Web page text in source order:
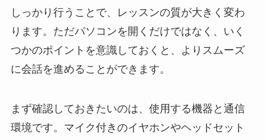
しっかり行うことで、レッスンの質が大きく変わ
ります。ただパソコンを開くだけではなく、いく
つかのポイントを意識しておくと、よりスムーズ
に会話を進めることができます。
まず確認しておきたいのは、使用する機器と通信
環境です。マイク付きのイヤホンやヘッドセット